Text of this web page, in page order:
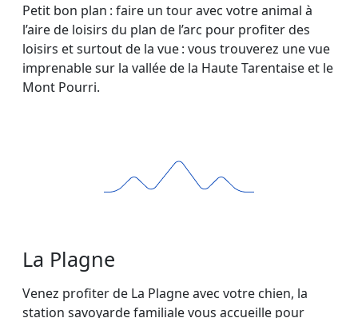
Petit bon plan : faire un tour avec votre animal à
l’aire de loisirs du plan de l’arc pour profiter des
loisirs et surtout de la vue : vous trouverez une vue
imprenable sur la vallée de la Haute Tarentaise et le
Mont Pourri.
La Plagne
Venez profiter de La Plagne avec votre chien, la
station savoyarde familiale vous accueille pour